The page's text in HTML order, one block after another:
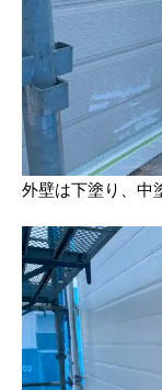
外壁は下塗り、中